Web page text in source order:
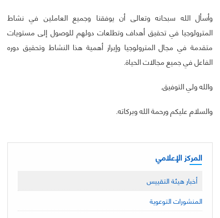
وأسأل الله سبحانه وتعالى أن يوفقنا وجميع العاملين في نشاط
المترولوجيا في تحقيق أهداف وتطلعات دولهم للوصول إلى مستويات
متقدمة في مجال المترولوجيا وإبراز أهمية هذا النشاط وتحقيق دوره
الفاعل في جميع مجالات الحياة.
والله ولي التوفيق.
والسلام عليكم ورحمة الله وبركاته.
المركز الإعلامي
أخبار هيئة التقييس
المنشورات التوعوية